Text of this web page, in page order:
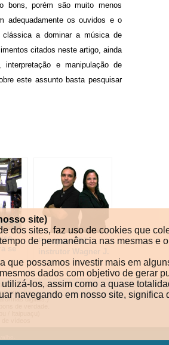
bons, porém são muito menos
adequadamente os ouvidos e o
clássica a dominar a música de
citados neste artigo, ainda
e manipulação de
este assunto basta pesquisar
se
bom
Por que o DJ
Pereira diz que o
segredo está na
música não nos
equipamentos?
DJs|O curso de DJ
digitais.)
de verdade.
site)
dos sites, faz uso de cookies que
de permanência nas mesmas e
possamos investir mais em
dados com objetivo de gerar
los, assim como a quase
navegando em nosso site, significa